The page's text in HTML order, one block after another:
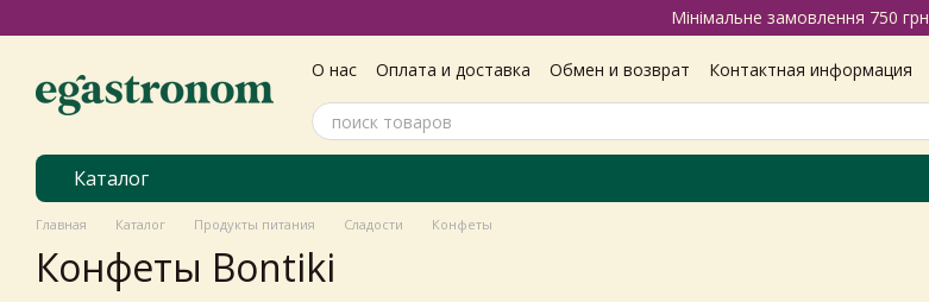
Мінімальне замовлення 750 грн
О нас Оплата и доставка Обмен и возврат
Контактная информация
Пользовательское соглашение
Каталог
Главная Каталог Продукты питания Сладости Конфеты
Конфеты Bontiki